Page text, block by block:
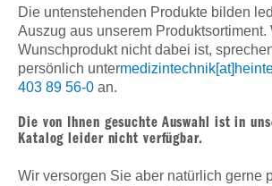
Die untenstehenden Produkte bilden
Auszug aus unserem Produktsortiment.
Wunschprodukt nicht dabei ist,
persönlich unter
403 89 56-0 an.
Die von Ihnen gesuchte Auswahl ist in
Katalog leider nicht verfügbar.
Wir versorgen Sie aber natürlich gerne